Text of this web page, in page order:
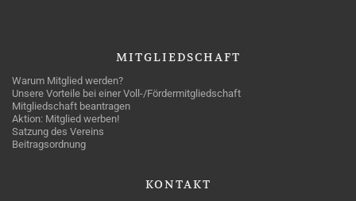
MITGLIEDSCHAFT
Warum Mitglied werden?
Unsere Vorteile bei einer Voll-/Fördermitgliedschaft
Mitgliedschaft beantragen
Aktion: Mitglied werben!
Satzung des Vereins
Beitragsordnung
KONTAKT